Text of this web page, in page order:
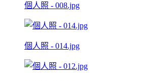
個人照 - 008.jpg
個人照 - 014.jpg